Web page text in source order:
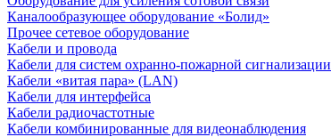
Каналообразующее оборудование «Болид»
Прочее сетевое оборудование
Кабели и провода
Кабели для систем охранно-пожарной сигнализации
Кабели «витая пара» (LAN)
Кабели для интерфейса
Кабели радиочастотные
Кабели комбинированные для видеонаблюдения